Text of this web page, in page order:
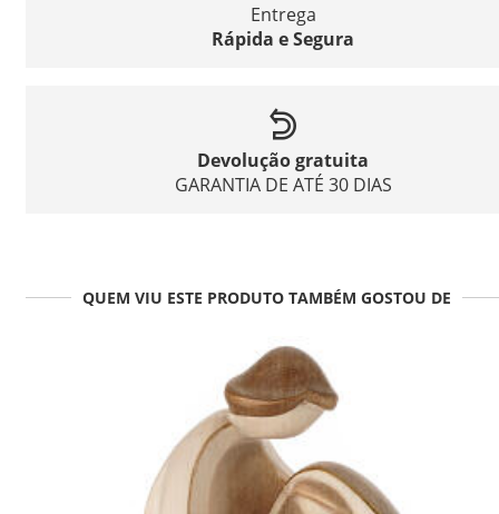
Entrega
Rápida e Segura
Devolução gratuita
GARANTIA DE ATÉ 30 DIAS
QUEM VIU ESTE PRODUTO TAMBÉM GOSTOU DE